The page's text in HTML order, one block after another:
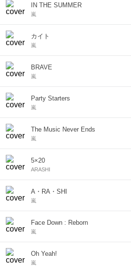
IN THE SUMMER
嵐
カイト
嵐
BRAVE
嵐
Party Starters
嵐
The Music Never Ends
嵐
5×20
ARASHI
A・RA・SHI
嵐
Face Down : Reborn
嵐
Oh Yeah!
嵐